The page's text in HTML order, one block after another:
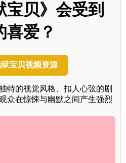
宝贝》会受到
喜爱？
宝贝视频资源
特的视觉风格、扣人心弦的剧
众在惊悚与幽默之间产生强烈